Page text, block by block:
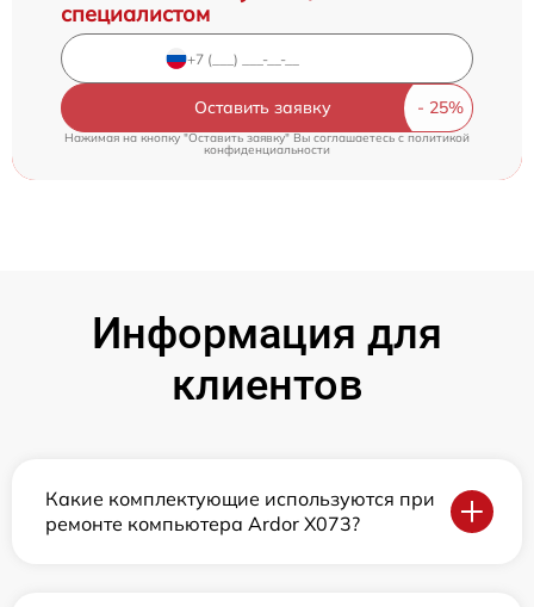
специалистом
Оставить заявку
Нажимая на кнопку "Оставить заявку" Вы соглашаетесь cполитикой
конфиденциальности
Информация для
клиентов
Какие комплектующие используются при
ремонте компьютера Ardor X073?